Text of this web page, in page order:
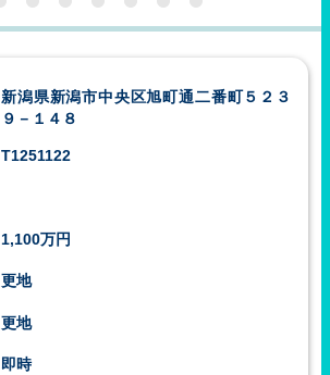
新潟県新潟市中央区旭町通二番町５２３
９－１４８
T1251122
1,100万円
更地
更地
即時